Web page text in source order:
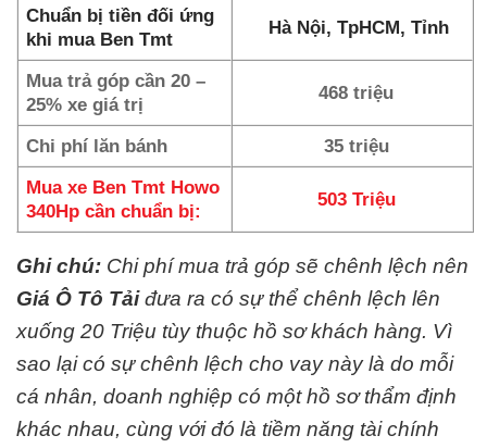
Chuẩn bị tiền đối ứng
khi mua Ben Tmt
Hà Nội, TpHCM, Tỉnh
Mua trả góp cần 20 –
25% xe giá trị
468 triệu
Chi phí lăn bánh
35 triệu
Mua xe Ben Tmt Howo
340Hp cần chuẩn bị:
503 Triệu
Ghi chú: Chi phí mua trả góp sẽ chênh lệch nên
Giá Ô Tô Tảiđưa ra có sự thể chênh lệch lên
xuống 20 Triệu tùy thuộc hồ sơ khách hàng. Vì
sao lại có sự chênh lệch cho vay này là do mỗi
cá nhân, doanh nghiệp có một hồ sơ thẩm định
khác nhau, cùng với đó là tiềm năng tài chính